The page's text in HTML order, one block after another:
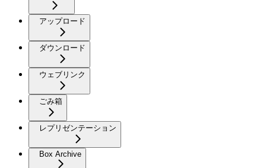
アップロード
ダウンロード
ウェブリンク
ごみ箱
レプリゼンテーション
Box Archive